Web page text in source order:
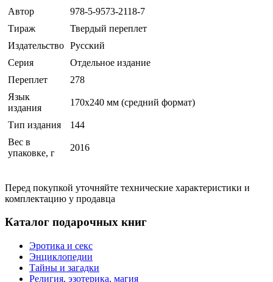
Автор
978-5-9573-2118-7
Тираж
Твердый переплет
Издательство Русский
Серия
Отдельное издание
Переплет
278
Язык
издания
170x240 мм (средний формат)
Тип издания
144
Вес в
упаковке, г
2016
Перед покупкой уточняйте технические характеристики и
комплектацию у продавца
Каталог подарочных книг
Эротика и секс
Энциклопедии
Тайны и загадки
Религия, эзотерика, магия